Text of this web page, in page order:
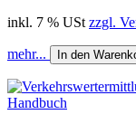
inkl. 7 % USt zzgl.
mehr... In den